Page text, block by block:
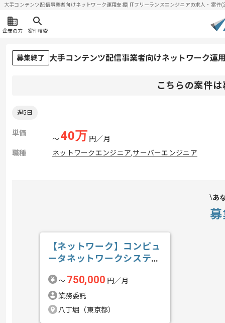
大手コンテンツ配信事業者向けネットワーク運用支援| ITフリーランスエンジニアの求人・案
企業の方 案件検索
募集終了 大手コンテンツ配信事業者向けネットワーク運
こちらの案件
週5日
単価
〜40万 円／月
職種
ネットワークエンジニア,サーバーエンジニア
あ
【ネットワーク】コンピュ
ータネットワークシステム
件〜 750,000 円／月
業務委託
八丁堀（東京都）